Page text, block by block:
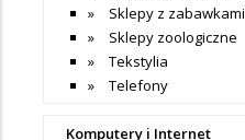
Sklepy z zabawkami
Sklepy zoologiczne
Tekstylia
Telefony
Komputery i Internet